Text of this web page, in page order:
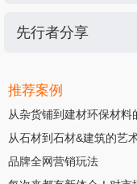
先行者分享
推荐案例
从杂货铺到建材环保材料
从石材到石材&建筑的艺
品牌全网营销玩法